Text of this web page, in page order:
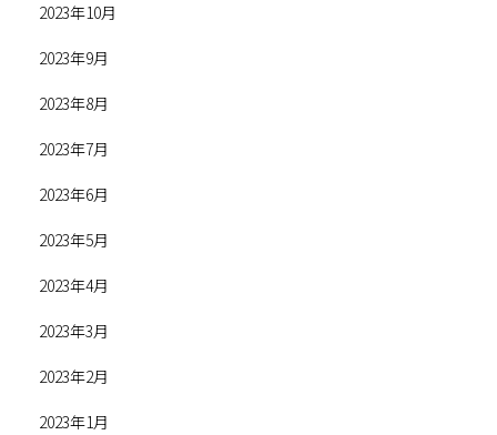
2023年10月
2023年9月
2023年8月
2023年7月
2023年6月
2023年5月
2023年4月
2023年3月
2023年2月
2023年1月